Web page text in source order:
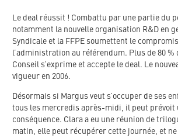
Le deal réussit ! Combattu par une partie du
notamment la nouvelle organisation R&D en
Syndicale et la FFPE soumettent le
l’administration au référendum. Plus de 80 %
Conseil s’exprime et accepte le deal. Le
vigueur en 2006.
Désormais si Margus veut s’occuper de ses
tous les mercredis après-midi, il peut prévoit
conséquence. Clara a eu une réunion de
matin, elle peut récupérer cette journée, et